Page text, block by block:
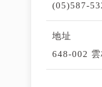
(05)587-
地址
648-002